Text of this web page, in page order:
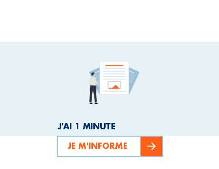
J'AI 1 MINUTE
JE M'INFORME